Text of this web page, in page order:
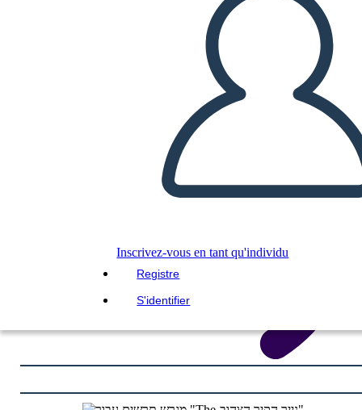
Inscrivez-vous en tant qu'individu
Registre
S'identifier
LIRE LE DIAPORAMA
LIS-MOI